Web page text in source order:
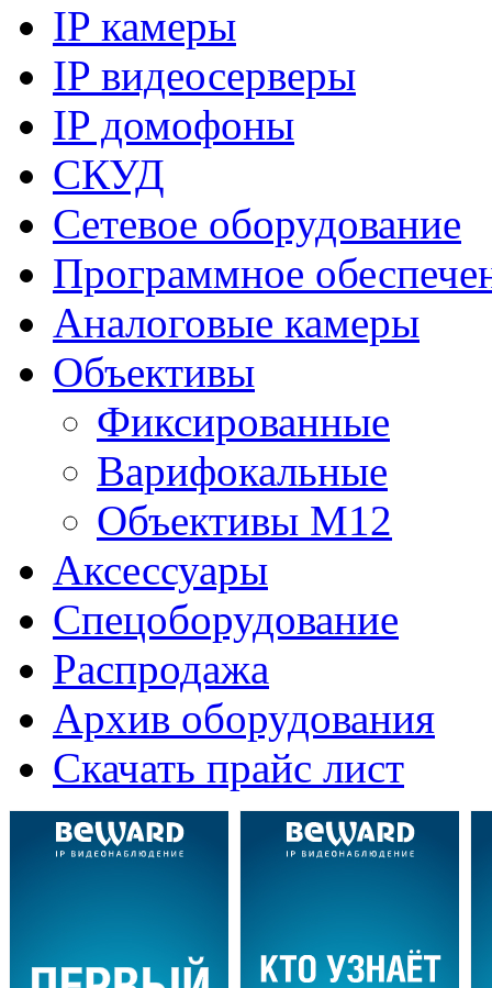
IP камеры
IP видеосерверы
IP домофоны
СКУД
Сетевое оборудование
Программное
Аналоговые камеры
Объективы
Фиксированные
Варифокальные
Объективы M12
Аксессуары
Спецоборудование
Распродажа
Архив оборудования
Скачать прайс лист